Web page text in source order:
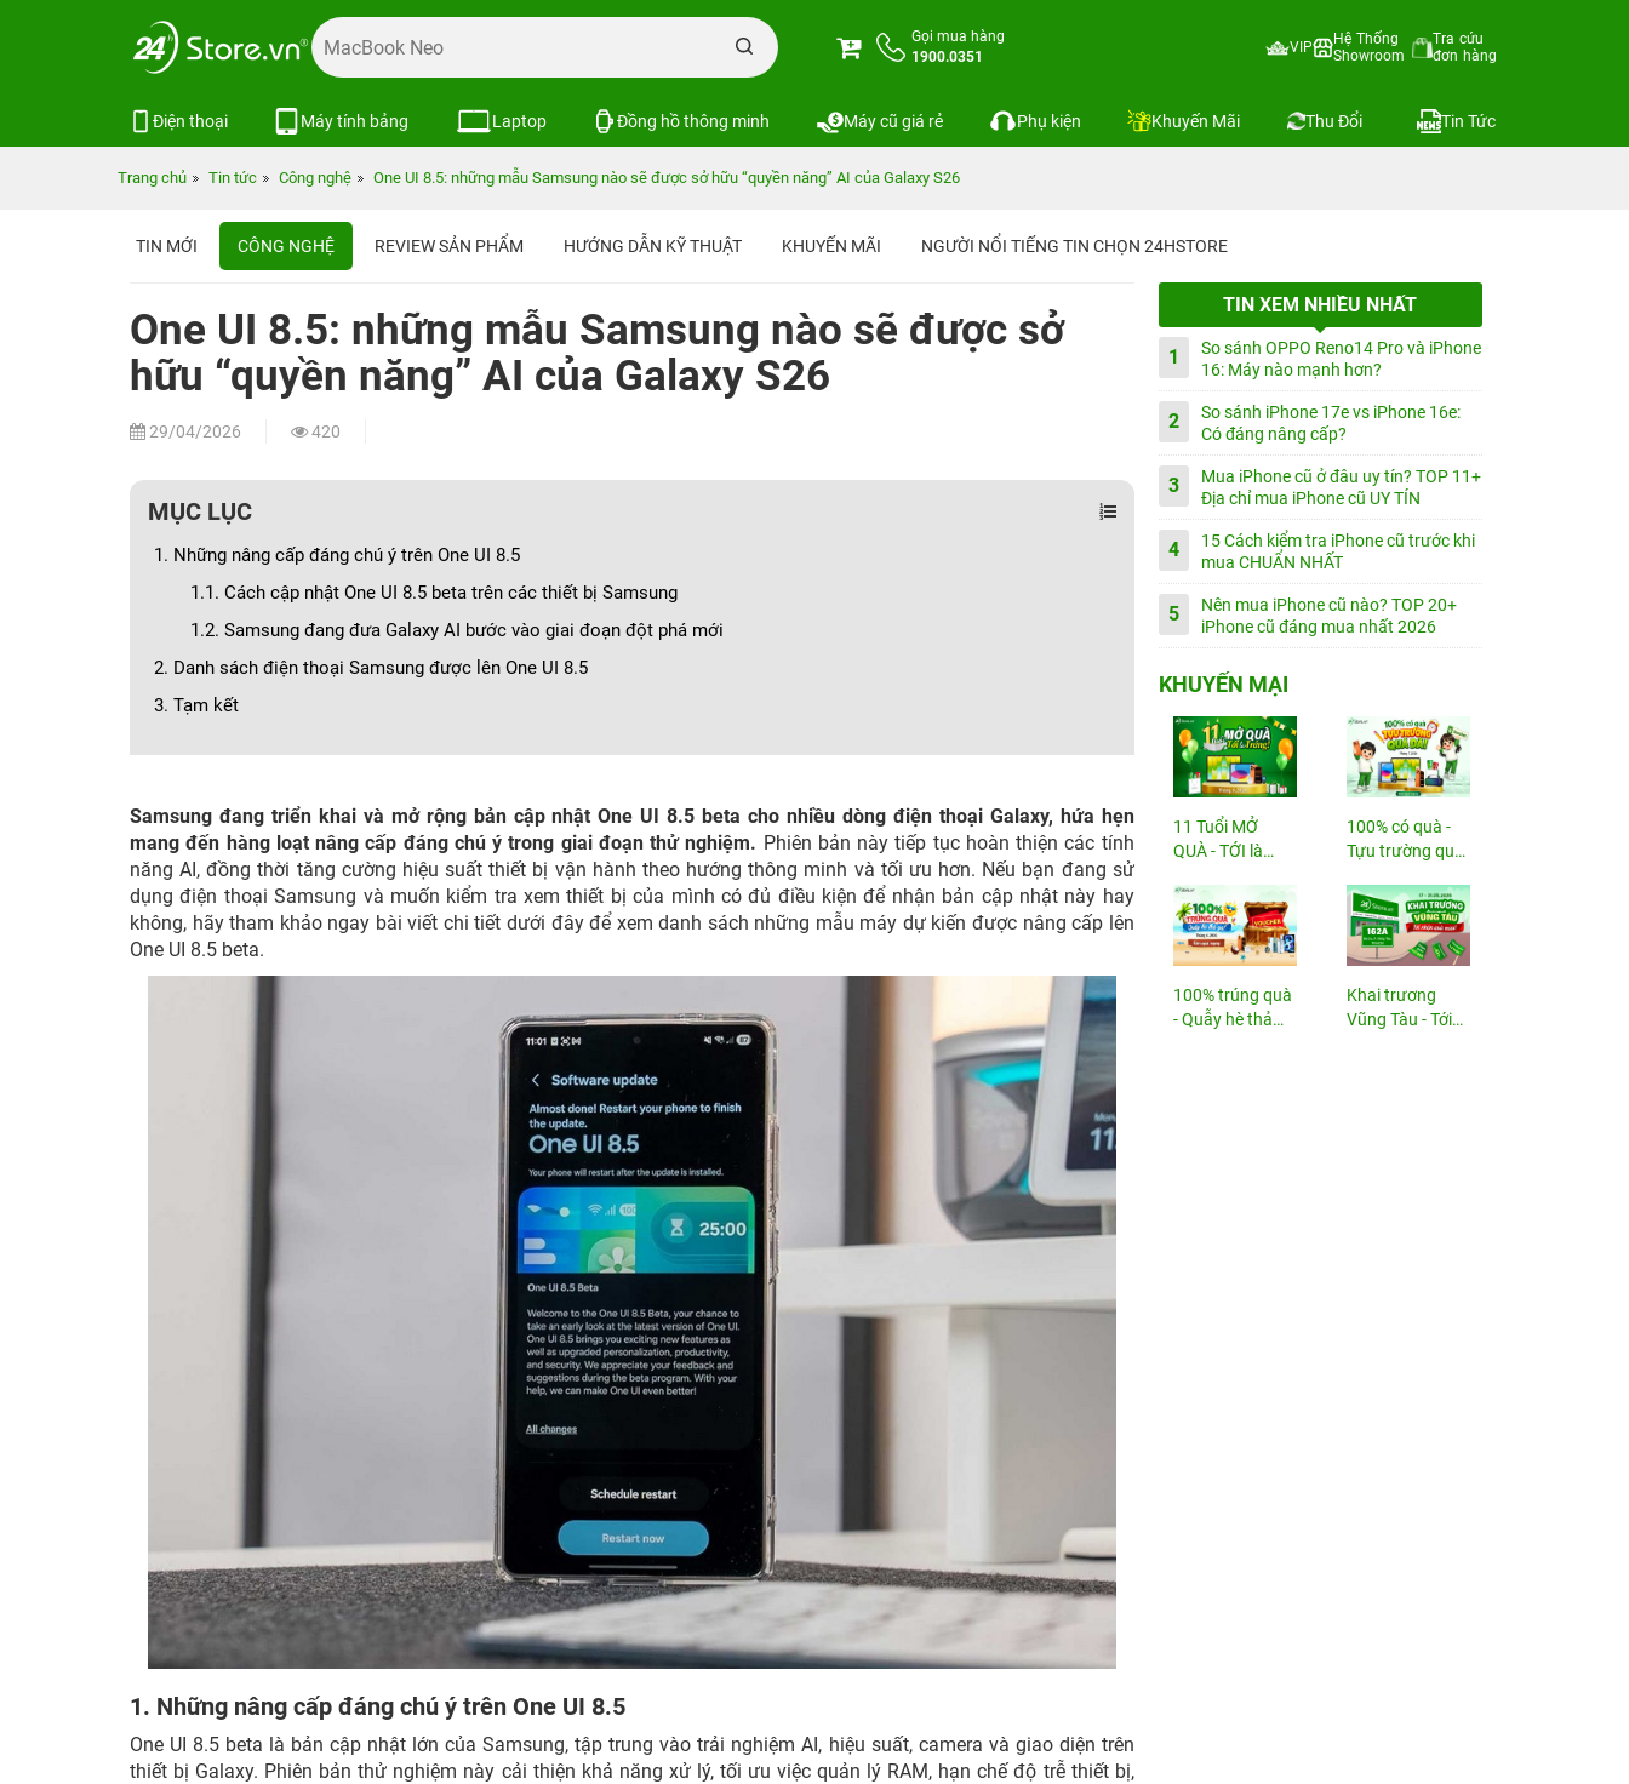
Gọi mua hàng
1900.0351
VIP
Hệ Thống
Showroom
Tra cứu
đơn hàng
Điện thoại Máy tính bảng Laptop Đồng hồ thông minh Máy cũ giá rẻ Phụ kiện Khuyến Mãi Thu Đổi Tin Tức
Trang chủ Tin tức Công nghệ One UI 8.5: những mẫu Samsung nào sẽ được sở hữu “quyền năng” AI của Galaxy S26
TIN MỚI CÔNG NGHỆ REVIEW SẢN PHẨM HƯỚNG DẪN KỸ THUẬT KHUYẾN MÃI NGƯỜI NỔI TIẾNG TIN CHỌN 24HSTORE
One UI 8.5: những mẫu Samsung nào sẽ được sở
hữu “quyền năng” AI của Galaxy S26
29/04/2026 420
MỤC LỤC
1. Những nâng cấp đáng chú ý trên One UI 8.5
1.1. Cách cập nhật One UI 8.5 beta trên các thiết bị Samsung
1.2. Samsung đang đưa Galaxy AI bước vào giai đoạn đột phá mới
2. Danh sách điện thoại Samsung được lên One UI 8.5
3. Tạm kết
Samsung đang triển khai và mở rộng bản cập nhật One UI 8.5 beta cho nhiều dòng điện thoại Galaxy, hứa hẹn
mang đến hàng loạt nâng cấp đáng chú ý trong giai đoạn thử nghiệm. Phiên bản này tiếp tục hoàn thiện các tính
năng AI, đồng thời tăng cường hiệu suất thiết bị vận hành theo hướng thông minh và tối ưu hơn. Nếu bạn đang sử
dụng điện thoại Samsung và muốn kiểm tra xem thiết bị của mình có đủ điều kiện để nhận bản cập nhật này hay
không, hãy tham khảo ngay bài viết chi tiết dưới đây để xem danh sách những mẫu máy dự kiến được nâng cấp lên
One UI 8.5 beta.
1. Những nâng cấp đáng chú ý trên One UI 8.5
One UI 8.5 beta là bản cập nhật lớn của Samsung, tập trung vào trải nghiệm AI, hiệu suất, camera và giao diện trên
thiết bị Galaxy. Phiên bản thử nghiệm này cải thiện khả năng xử lý, tối ưu việc quản lý RAM, hạn chế độ trễ thiết bị,
TIN XEM NHIỀU NHẤT
1
So sánh OPPO Reno14 Pro và iPhone
16: Máy nào mạnh hơn?
2
So sánh iPhone 17e vs iPhone 16e:
Có đáng nâng cấp?
3
Mua iPhone cũ ở đâu uy tín? TOP 11+
Địa chỉ mua iPhone cũ UY TÍN
4
15 Cách kiểm tra iPhone cũ trước khi
mua CHUẨN NHẤT
5
Nên mua iPhone cũ nào? TOP 20+
iPhone cũ đáng mua nhất 2026
KHUYẾN MẠI
11 Tuổi MỞ
QUÀ - TỚI là
100% có quà -
Tựu trường quá
100% trúng quà
- Quẫy hè thả
Khai trương
Vũng Tàu - Tới